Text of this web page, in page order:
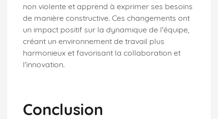
non violente et apprend à exprimer ses besoins
de manière constructive. Ces changements ont
un impact positif sur la dynamique de l'équipe,
créant un environnement de travail plus
harmonieux et favorisant la collaboration et
l'innovation.
Conclusion